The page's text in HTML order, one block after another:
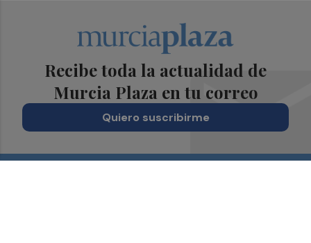
Recibe toda la actualidad de
Murcia Plaza en tu correo
Quiero suscribirme